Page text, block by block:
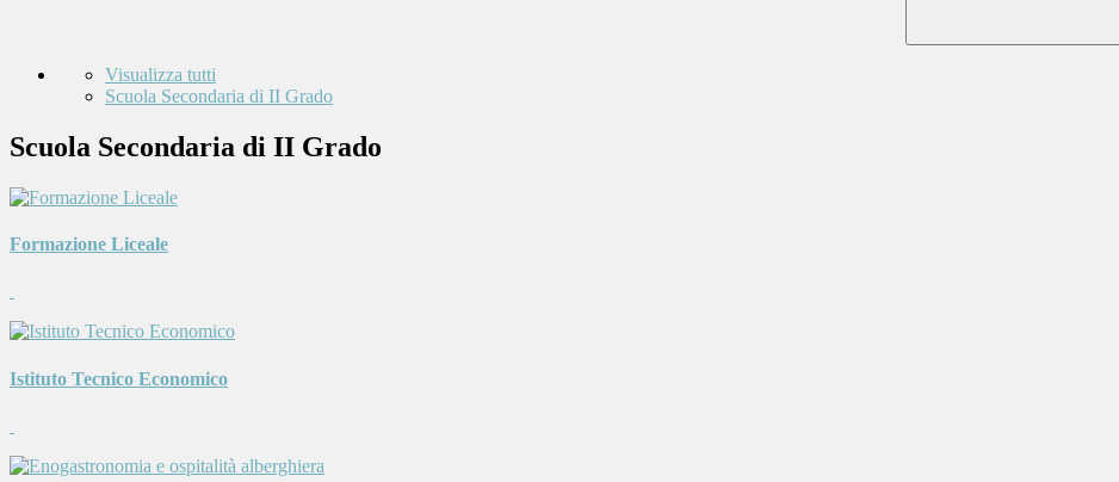
Visualizza tutti
Scuola Secondaria di II Grado
Scuola Secondaria di II Grado
Formazione Liceale
Istituto Tecnico Economico